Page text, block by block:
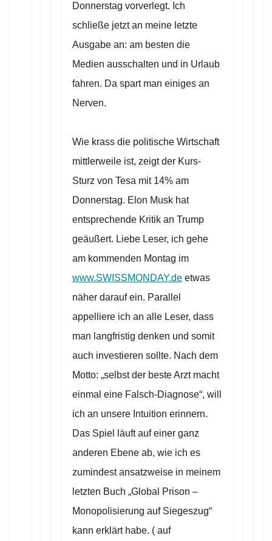
Donnerstag vorverlegt. Ich
schließe jetzt an meine letzte
Ausgabe an: am besten die
Medien ausschalten und in Urlaub
fahren. Da spart man einiges an
Nerven.
Wie krass die politische Wirtschaft
mittlerweile ist, zeigt der Kurs-
Sturz von Tesa mit 14% am
Donnerstag. Elon Musk hat
entsprechende Kritik an Trump
geäußert. Liebe Leser, ich gehe
am kommenden Montag im
www.SWISSMONDAY.de etwas
näher darauf ein. Parallel
appelliere ich an alle Leser, dass
man langfristig denken und somit
auch investieren sollte. Nach dem
Motto: „selbst der beste Arzt macht
einmal eine Falsch-Diagnose“, will
ich an unsere Intuition erinnern.
Das Spiel läuft auf einer ganz
anderen Ebene ab, wie ich es
zumindest ansatzweise in meinem
letzten Buch „Global Prison –
Monopolisierung auf Siegeszug“
kann erklärt habe. ( auf